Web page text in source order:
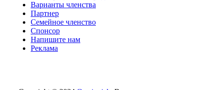
Варианты членства
Партнер
Семейное членство
Спонсор
Напишите нам
Реклама